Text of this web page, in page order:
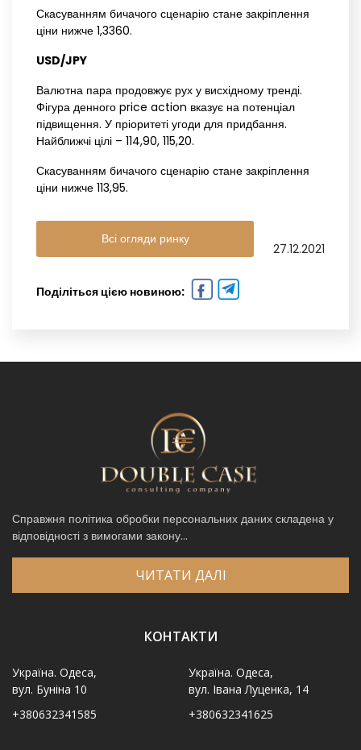
Скасуванням бичачого сценарію стане закріплення
ціни нижче 1,3360.
USD/JPY‌ ‌
Валютна пара продовжує рух у висхідному тренді.
Фігура денного price action вказує на потенціал
підвищення. У пріоритеті угоди для придбання.
Найближчі цілі – 114,90, 115,20.
Скасуванням бичачого сценарію стане закріплення
ціни нижче 113,95.
Всі огляди ринку
27.12.2021
Поділіться цією новиною:
Справжня політика обробки персональних даних складена у
відповідності з вимогами закону...
ЧИТАТИ ДАЛІ
КОНТАКТИ
Україна. Одеса,
вул. Буніна 10
+380632341585
Україна. Одеса,
вул. Івана Луценка, 14
+380632341625